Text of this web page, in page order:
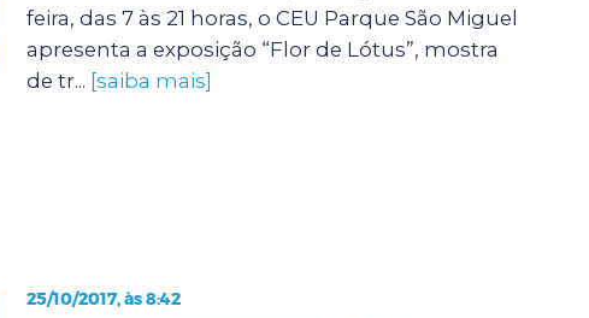
feira, das 7 às 21 horas, o CEU Parque São Miguel
apresenta a exposição “Flor de Lótus”, mostra
de tr... [saiba mais]
25/10/2017, às 8:42